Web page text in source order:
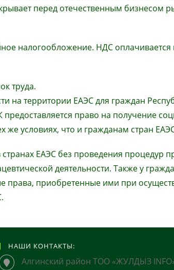
перед отечественным бизнесом
налогообложение. НДС
труда.
на территории ЕАЭС для граждан
право на получение
условиях, что и гражданам стран
ЕАЭС без проведения процедур
деятельности. Также у
права, приобретенные ими при
НАШИ КОНТАКТЫ:
Алгинский район ТОО «ЖУЛДЫЗ